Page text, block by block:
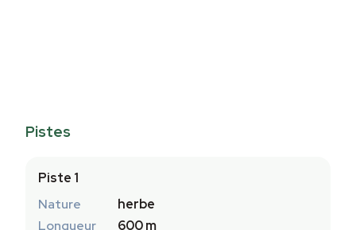
Pistes
Piste 1
Nature
herbe
Longueur
600 m